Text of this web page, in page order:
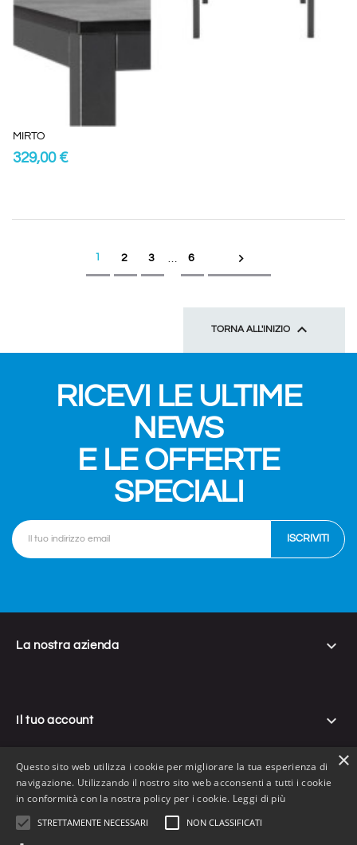
MIRTO
329,00 €
2 3 … 6 
TORNA ALL'INIZIO 
RICEVI LE ULTIME
NEWS
E LE OFFERTE
SPECIALI
La nostra azienda 
Il tuo account 
Informazioni negozio
×
Questo sito web utilizza i cookie per migliorare la tua esperienza di
navigazione. Utilizzando il nostro sito web acconsenti a tutti i cookie
in conformità con la nostra policy per i cookie. Leggi di più
STRETTAMENTE NECESSARI NON CLASSIFICATI